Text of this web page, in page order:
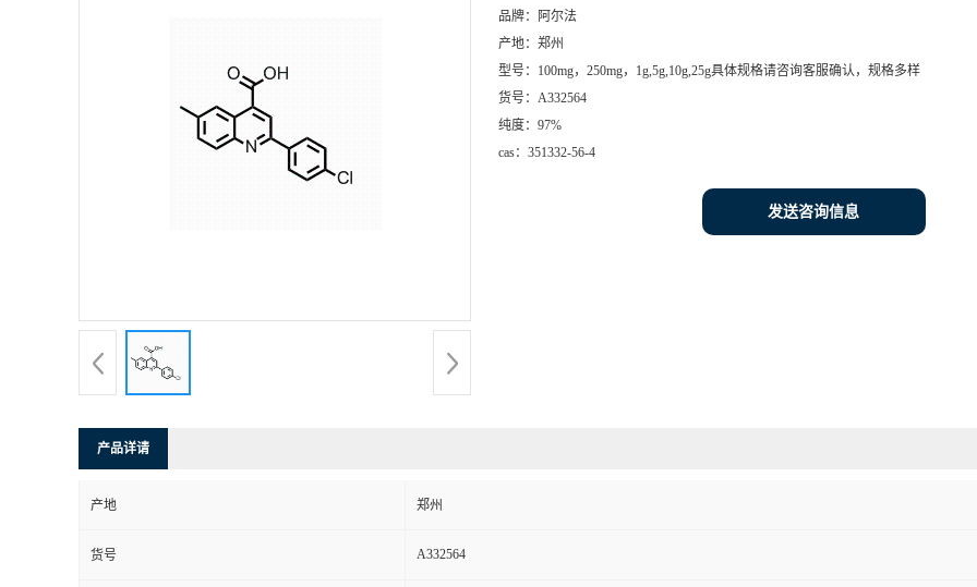
品牌：
阿尔法
产地： 郑州
型号： 100mg，250mg，1g,5g,10g,25g具体规格请咨询客服确认，规格多样
货号： A332564
纯度： 97%
cas： 351332-56-4
发送咨询信息
产品详请
产地 郑州
货号 A332564